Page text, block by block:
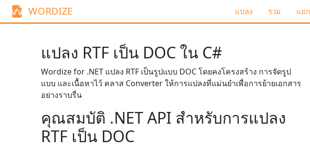
WORDIZE แปลง รวม แยก
แปลง RTF เป็น DOC ใน C#
Wordize for .NET แปลง RTF เป็นรูปแบบ DOC โดยคงโครงสร้าง การจัดรูป
แบบ และเนื้อหาไว้ คลาส Converterให้การแปลงที่แม่นยำเพื่อการย้ายเอกสาร
อย่างราบรื่น
คุณสมบัติ .NET API สำหรับการแปลง
RTF เป็น DOC